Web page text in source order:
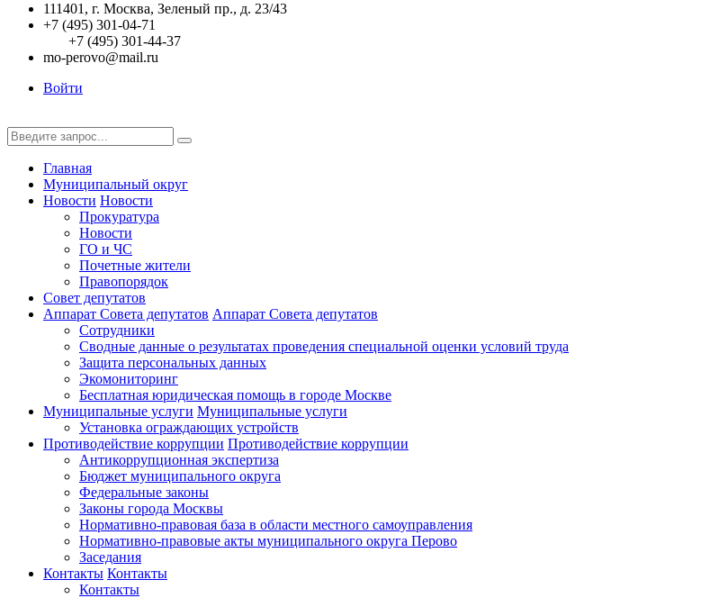
111401, г. Москва, Зеленый пр., д. 23/43
+7 (495) 301-04-71
+7 (495) 301-44-37
mo-perovo@mail.ru
Войти
Главная
Муниципальный округ
Новости Новости
Прокуратура
Новости
ГО и ЧС
Почетные жители
Правопорядок
Совет депутатов
Аппарат Совета депутатов Аппарат Совета депутатов
Сотрудники
Сводные данные о результатах проведения специальной оценки условий труда
Защита персональных данных
Экомониторинг
Бесплатная юридическая помощь в городе Москве
Муниципальные услуги Муниципальные услуги
Установка ограждающих устройств
Противодействие коррупции Противодействие коррупции
Антикоррупционная экспертиза
Бюджет муниципального округа
Федеральные законы
Законы города Москвы
Нормативно-правовая база в области местного самоуправления
Нормативно-правовые акты муниципального округа Перово
Заседания
Контакты Контакты
Контакты